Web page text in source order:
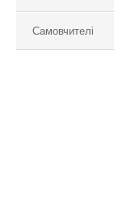
Самовчителі